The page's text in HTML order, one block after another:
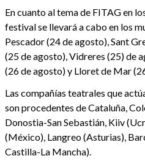
En cuanto al tema de FITAG en
festival se llevará a cabo en los
Pescador (24 de agosto), Sant
(25 de agosto), Vidreres (25) de
(26 de agosto) y Lloret de Mar
Las compañías teatrales que
son procedentes de Cataluña,
Donostia-San Sebastián, Kiiv
(México), Langreo (Asturias),
Castilla-La Mancha).